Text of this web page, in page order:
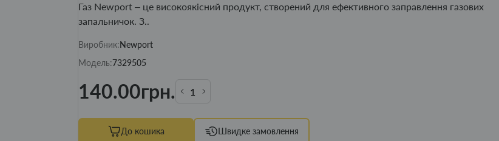
Газ Newport – це високоякісний продукт, створений для ефективного заправлення газових
запальничок. З..
Виробник:Newport
Модель:7329505
140.00грн.
До кошика Швидке замовлення